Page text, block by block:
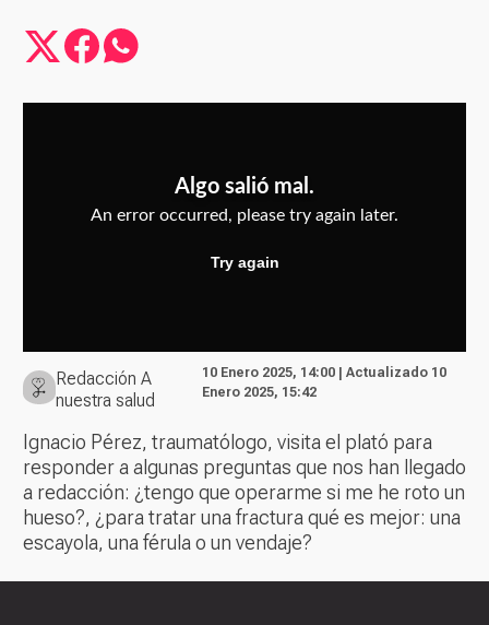
Redacción A
nuestra salud
10 Enero 2025, 14:00 | Actualizado 10
Enero 2025, 15:42
Ignacio Pérez, traumatólogo, visita el plató para
responder a algunas preguntas que nos han llegado
a redacción: ¿tengo que operarme si me he roto un
hueso?, ¿para tratar una fractura qué es mejor: una
escayola, una férula o un vendaje?